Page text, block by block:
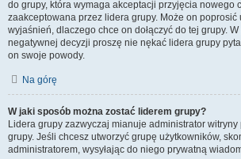
do grupy, która wymaga akceptacji przyjęcia nowego
zaakceptowana przez lidera grupy. Może on poprosić
wyjaśnień, dlaczego chce on dołączyć do tej grupy.
negatywnej decyzji proszę nie nękać lidera grupy
on swoje powody.
Na górę
W jaki sposób można zostać liderem grupy?
Lidera grupy zazwyczaj mianuje administrator
grupy. Jeśli chcesz utworzyć grupę użytkowników,
administratorem, wysyłając do niego prywatną